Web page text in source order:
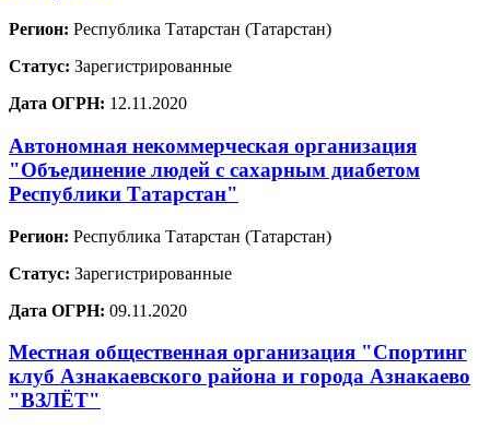
Регион: Республика Татарстан (Татарстан)
Статус: Зарегистрированные
Дата ОГРН: 12.11.2020
Автономная некоммерческая организация
"Объединение людей с сахарным диабетом
Республики Татарстан"
Регион: Республика Татарстан (Татарстан)
Статус: Зарегистрированные
Дата ОГРН: 09.11.2020
Местная общественная организация "Спортинг
клуб Азнакаевского района и города Азнакаево
"ВЗЛЁТ"